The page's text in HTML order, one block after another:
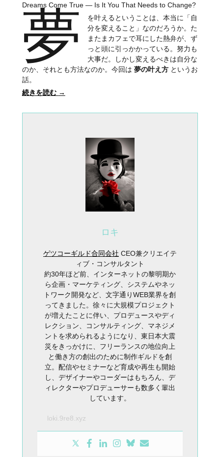
Dreams Come True — Is It You That Needs to Change?
夢
を叶えるということは、本当に「自
分を変えること」なのだろうか。た
またまカフェで耳にした熱弁が、ず
っと頭に引っかかっている。努力も
大事だ。しかし変えるべきは自分な
のか、それとも方法なのか。今回は 夢の叶え方 というお
話。
続きを読む →
ロキ
ゲツコーギルド合同会社 CEO兼クリエイテ
ィブ・コンサルタント
約30年ほど前、インターネットの黎明期か
ら企画・マーケティング、システムやネッ
トワーク開発など、文字通りWEB業界を創
ってきました。徐々に大規模プロジェクト
が増えたことに伴い、プロデュースやディ
レクション、コンサルティング、マネジメ
ントを求められるようになり、東日本大震
災をきっかけに、フリーランスの地位向上
と働き方の創出のために制作ギルドを創
立。配信やセミナーなど育成や再生も開始
し、デザイナーやコーダーはもちろん、デ
ィレクターやプロデューサーも数多く輩出
しています。
loki.9re8.xyz